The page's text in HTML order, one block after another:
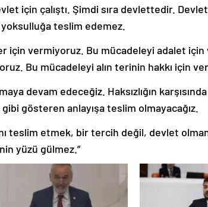
için çalıştı. Şimdi sıra devlettedir.
yoksulluğa teslim edemez.
için vermiyoruz. Bu mücadeleyi adalet
Bu mücadeleyi alın terinin hakkı için
devam edeceğiz. Haksızlığın
gösteren anlayışa teslim olmayacağız.
teslim etmek, bir tercih değil, devlet
yüzü gülmez.”